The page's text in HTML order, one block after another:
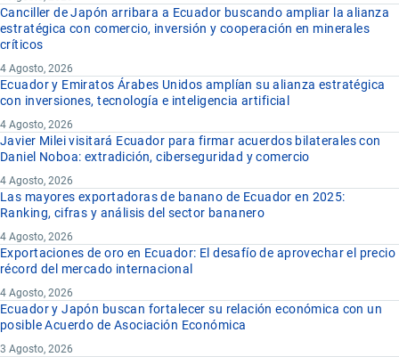
Canciller de Japón arribara a Ecuador buscando ampliar la alianza
estratégica con comercio, inversión y cooperación en minerales
críticos
4 Agosto, 2026
Ecuador y Emiratos Árabes Unidos amplían su alianza estratégica
con inversiones, tecnología e inteligencia artificial
4 Agosto, 2026
Javier Milei visitará Ecuador para firmar acuerdos bilaterales con
Daniel Noboa: extradición, ciberseguridad y comercio
4 Agosto, 2026
Las mayores exportadoras de banano de Ecuador en 2025:
Ranking, cifras y análisis del sector bananero
4 Agosto, 2026
Exportaciones de oro en Ecuador: El desafío de aprovechar el precio
récord del mercado internacional
4 Agosto, 2026
Ecuador y Japón buscan fortalecer su relación económica con un
posible Acuerdo de Asociación Económica
3 Agosto, 2026